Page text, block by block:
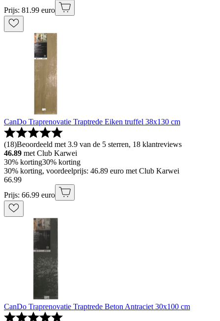
Prijs: 81.99 euro
CanDo Traprenovatie Traptrede Eiken truffel 38x130 cm
(18)Beoordeeld met 3.9 van de 5 sterren, 18 klantreviews
46.89 met Club Karwei
30% korting30% korting
30% korting, voordeelprijs: 46.89 euro met Club Karwei
66.99
Prijs: 66.99 euro
CanDo Traprenovatie Traptrede Beton Antraciet 30x100 cm